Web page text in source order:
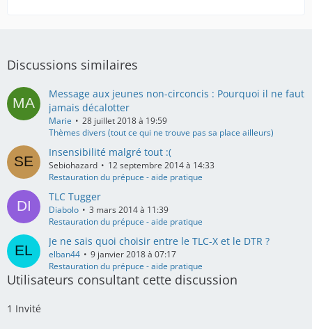
Discussions similaires
Message aux jeunes non-circoncis : Pourquoi il ne faut
jamais décalotter
Marie
28 juillet 2018 à 19:59
Thèmes divers (tout ce qui ne trouve pas sa place ailleurs)
Insensibilité malgré tout :(
Sebiohazard
12 septembre 2014 à 14:33
Restauration du prépuce - aide pratique
TLC Tugger
Diabolo
3 mars 2014 à 11:39
Restauration du prépuce - aide pratique
Je ne sais quoi choisir entre le TLC-X et le DTR ?
elban44
9 janvier 2018 à 07:17
Restauration du prépuce - aide pratique
Utilisateurs consultant cette discussion
1 Invité